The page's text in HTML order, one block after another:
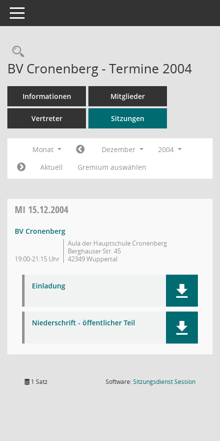
Toggle navigation
Rechercheauswahl
BV Cronenberg - Termine 2004
Informationen Mitglieder
Vertreter Sitzungen
Monat Dezember
2004
Aktuell
Gremium auswählen
MI 15.12.2004
BV Cronenberg
19:00-21:15 Uhr
Aula der Hauptschule Cronenberg
Berghauser Str. 45
42349 Wuppertal
Einladung
Niederschrift - öffentlicher Teil
1 Satz Software:SitzungsdienstSession(Wird in